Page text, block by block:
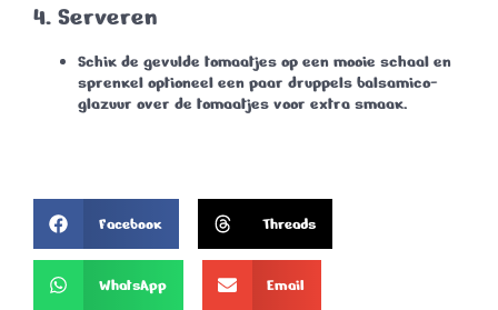
4. Serveren
Schik de gevulde tomaatjes op een mooie schaal en
sprenkel optioneel een paar druppels balsamico-
glazuur over de tomaatjes voor extra smaak.
Facebook Threads
WhatsApp Email